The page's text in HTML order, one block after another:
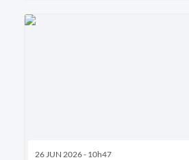
26 JUN 2026 - 10h47